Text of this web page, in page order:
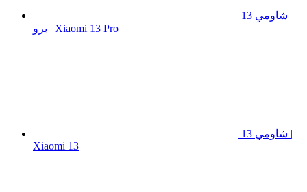
شاومي 13
برو | Xiaomi 13 Pro
شاومي 13 |
Xiaomi 13